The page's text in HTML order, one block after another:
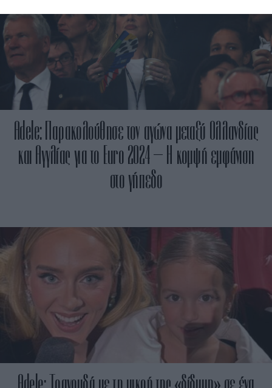
Adele: Παρακολούθησε τον αγώνα μεταξύ Ολλανδίας
και Αγγλίας για το Euro 2024 – Η κομψή εμφάνιση
στο γήπεδο